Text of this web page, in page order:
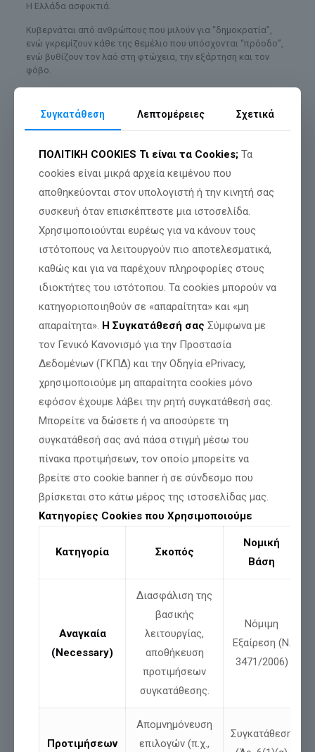
Η Ελλάδα ασφυκτιά.
Κυβερνάται από ανθρώπους που μιλούν για “δημοκρατία”,
ενώ γκρεμίζουν κάθε της θεμέλιο που υπόσχονται “πρόοδο”,
ενώ βυθίζουν τον λαό στη φτώχεια, την εξάρτηση και τον
φόβο.
αλλά και στη συνείδηση των πολιτών – εκεί όπου φυτεύτηκαν
ο φόβος, η υπακοή και η σιωπή.
“προσωπικός αριθμός” και οι “ψηφιακές ταυτότητες” είναι
“διευκολύνσεις”.
Μα στην πραγματικότητα, χτίζουν τον νέο ψηφιακό
ολοκληρωτισμό — μια κοινωνία χωρίς πρόσωπα, χωρίς
Απέναντι σε αυτή τη νέα σκλαβιά, ιδρύεται οΕΛΛΗΝΙΚΟΣ
Ένα κίνημα που δεν χωρίζει, αλλά ενώνει.
Όπως η καρδιά που τροφοδοτεί κάθε κύτταρο του σώματος,
έτσι κι εμείς θέλουμε να δώσουμε ζωή σε κάθε Έλληνα, χωρίς
διακρίσεις, χωρίς αποκλεισμούς.
Γιατί μόνο όταν η καρδιά χτυπά δυνατά, μπορεί να αναστηθεί
και το σώμα της πατρίδας.
Και όταν ύψωσα φωνή για την προσβολή της Θεοτόκου στην
Εθνική Πινακοθήκη, δεν το έκανα από φανατισμό, το έκανα
από πίστη, αγάπη και αξιοπρέπεια.
Αντί να τιμωρηθούν οι βέβηλοι, διώχθηκα εγώ.
Έτσι λειτουργεί σήμερα η «δικαιοσύνη» τους: Τιμά την
ασέβεια και δικάζει την πίστη.
κραυγή.
Κραυγή ψυχής απέναντι στην υποκρισία, την αδικία και την
καταρρέουσα δημοκρατία.
Η Ελλάδα χρειάζεται ξανά καρδιά.
Συγκατάθεση Λεπτομέρειες Σχετικά
ΠΟΛΙΤΙΚΗ COOKIES Τι είναι τα Cookies; Τα
cookies είναι μικρά αρχεία κειμένου που
αποθηκεύονται στον υπολογιστή ή την κινητή σας
συσκευή όταν επισκέπτεστε μια ιστοσελίδα.
Χρησιμοποιούνται ευρέως για να κάνουν τους
ιστότοπους να λειτουργούν πιο αποτελεσματικά,
καθώς και για να παρέχουν πληροφορίες στους
ιδιοκτήτες του ιστότοπου. Τα cookies μπορούν να
κατηγοριοποιηθούν σε «απαραίτητα» και «μη
απαραίτητα». Η Συγκατάθεσή σας Σύμφωνα με
τον Γενικό Κανονισμό για την Προστασία
Δεδομένων (ΓΚΠΔ) και την Οδηγία ePrivacy,
χρησιμοποιούμε μη απαραίτητα cookies μόνο
εφόσον έχουμε λάβει την ρητή συγκατάθεσή σας.
Μπορείτε να δώσετε ή να αποσύρετε τη
συγκατάθεσή σας ανά πάσα στιγμή μέσω του
πίνακα προτιμήσεων, τον οποίο μπορείτε να
βρείτε στο cookie banner ή σε σύνδεσμο που
βρίσκεται στο κάτω μέρος της ιστοσελίδας μας.
Κατηγορίες Cookies που Χρησιμοποιούμε
Κατηγορία Σκοπός
Νομική
Βάση
Αναγκαία
(Necessary)
Διασφάλιση της
βασικής
λειτουργίας,
αποθήκευση
προτιμήσεων
συγκατάθεσης.
Νόμιμη
Εξαίρεση (Ν.
3471/2006)
Προτιμήσεων
Απομνημόνευση
επιλογών (π.χ.,
Συγκατάθεση